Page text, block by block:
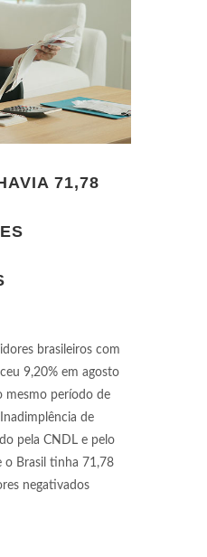
71,78
brasileiros com
9,20% em agosto
mesmo período de
de
pela CNDL e pelo
o Brasil tinha 71,78
negativados